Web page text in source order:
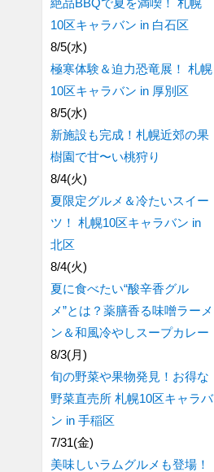
絶品BBQで夏を満喫！ 札幌
10区キャラバン in 白石区
8/5(水)
極寒体験＆迫力恐竜展！ 札幌
10区キャラバン in 厚別区
8/5(水)
新施設も完成！札幌近郊の果
樹園で甘〜い桃狩り
8/4(火)
夏限定グルメ＆冷たいスイー
ツ！ 札幌10区キャラバン in
北区
8/4(火)
夏に食べたい“酸辛香グル
メ”とは？薬膳香る味噌ラーメ
ン＆和風冷やしスープカレー
8/3(月)
旬の野菜や果物発見！お得な
野菜直売所 札幌10区キャラバ
ン in 手稲区
7/31(金)
美味しいラムグルメも登場！